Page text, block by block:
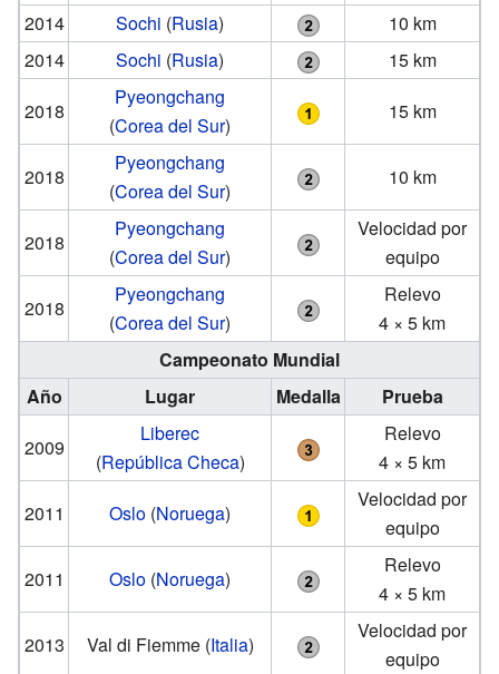
2014
Sochi (Rusia)
10 km
2014
Sochi (Rusia)
15 km
2018
Pyeongchang
(Corea del Sur)
15 km
2018
Pyeongchang
(Corea del Sur)
10 km
2018
Pyeongchang
(Corea del Sur)
Velocidad por
equipo
2018
Pyeongchang
(Corea del Sur)
Relevo
4 × 5 km
Campeonato Mundial
Año
Lugar Medalla
Prueba
2009
Liberec
(República Checa)
Relevo
4 × 5 km
2011
Oslo (Noruega)
Velocidad por
equipo
2011
Oslo (Noruega)
Relevo
4 × 5 km
2013
Val di Fiemme (Italia)
Velocidad por
equipo